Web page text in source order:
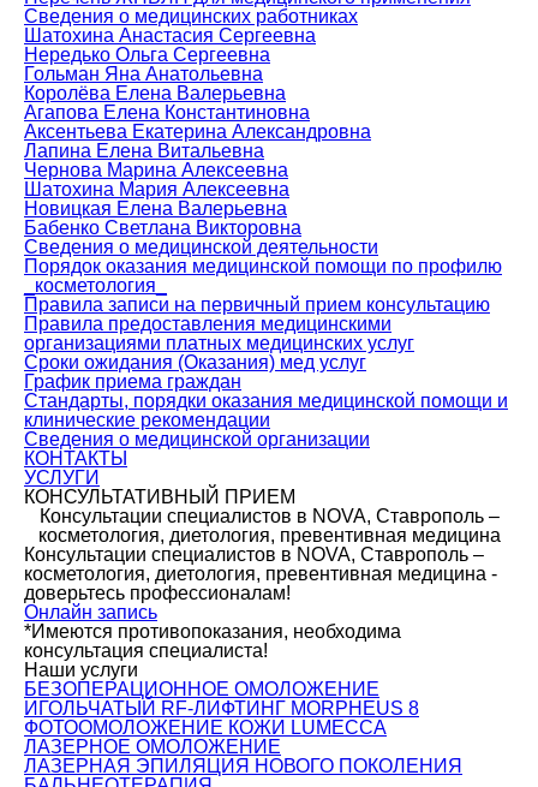
Сведения о медицинских работниках
Шатохина Анастасия Сергеевна
Нередько Ольга Сергеевна
Гольман Яна Анатольевна
Королёва Елена Валерьевна
Агапова Елена Константиновна
Аксентьева Екатерина Александровна
Лапина Елена Витальевна
Чернова Марина Алексеевна
Шатохина Мария Алексеевна
Новицкая Елена Валерьевна
Бабенко Светлана Викторовна
Сведения о медицинской деятельности
Порядок оказания медицинской помощи по профилю
_косметология_
Правила записи на первичный прием консультацию
Правила предоставления медицинскими
организациями платных медицинских услуг
Сроки ожидания (Оказания) мед услуг
График приема граждан
Стандарты, порядки оказания медицинской помощи и
клинические рекомендации
Сведения о медицинской организации
КОНТАКТЫ
УСЛУГИ
КОНСУЛЬТАТИВНЫЙ ПРИЕМ
Консультации специалистов в NOVA, Ставрополь –
косметология, диетология, превентивная медицина
Консультации специалистов в NOVA, Ставрополь –
косметология, диетология, превентивная медицина -
доверьтесь профессионалам!
Онлайн запись
*Имеются противопоказания, необходима
консультация специалиста!
Наши услуги
БЕЗОПЕРАЦИОННОЕ ОМОЛОЖЕНИЕ
ИГОЛЬЧАТЫЙ RF-ЛИФТИНГ MORPHEUS 8
ФОТООМОЛОЖЕНИЕ КОЖИ LUMECCA
ЛАЗЕРНОЕ ОМОЛОЖЕНИЕ
ЛАЗЕРНАЯ ЭПИЛЯЦИЯ НОВОГО ПОКОЛЕНИЯ